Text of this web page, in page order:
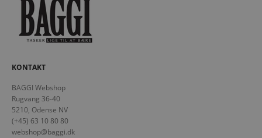
KONTAKT
BAGGI Webshop
Rugvang 36-40
5210, Odense NV
(+45) 63 10 80 80
webshop@baggi.dk